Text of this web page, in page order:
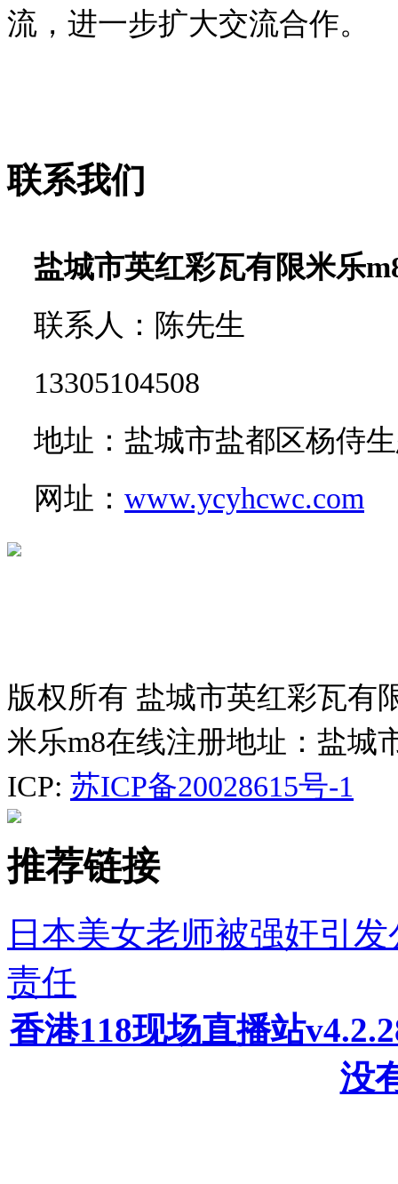
流，进一步扩大交流合作。
联系我们
盐城市英红彩瓦有限米乐
联系人：陈先生
13305104508
地址：盐城市盐都区杨侍
网址： www.ycyhcwc.com
版权所有 盐城市英红彩瓦有
米乐m8在线注册地址：盐城
ICP: 苏ICP备20028615号-1
推荐链接
日本美女老师被强奸引
责任
香港118现场直播站
没